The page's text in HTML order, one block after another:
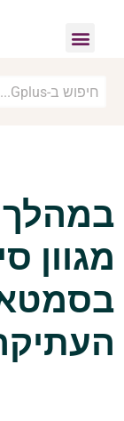
במהלך
מגוון